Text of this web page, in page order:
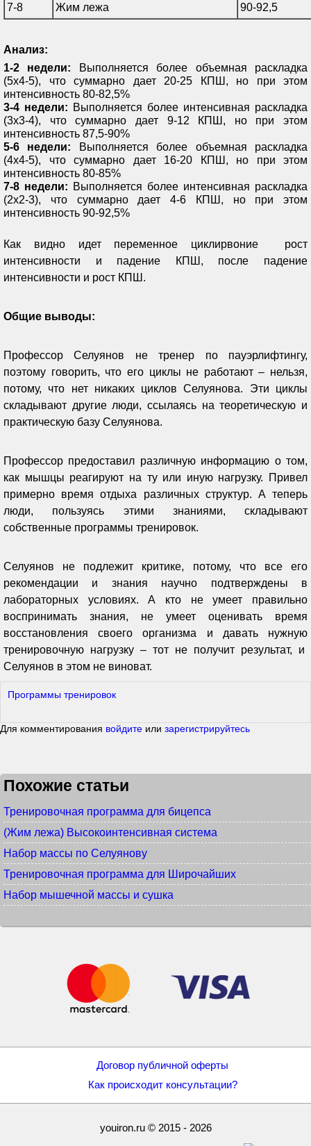
7-8
Жим лежа 90-92,5
Анализ:
1-2 недели:
Выполняется более объемная раскладка
(5х4-5), что суммарно дает 20-25 КПШ, но при этом
интенсивность 80-82,5%
3-4 недели: Выполняется более интенсивная раскладка
(3х3-4), что суммарно дает 9-12 КПШ, но при этом
интенсивность 87,5-90%
5-6 недели: Выполняется более объемная раскладка
(4х4-5), что суммарно дает 16-20 КПШ, но при этом
интенсивность 80-85%
7-8 недели: Выполняется более интенсивная раскладка
(2х2-3), что суммарно дает 4-6 КПШ, но при этом
интенсивность 90-92,5%
Как видно идет переменное циклирвоние рост
интенсивности и падение КПШ, после падение
интенсивности и рост КПШ.
Общие выводы:
Профессор Селуянов не тренер по пауэрлифтингу,
поэтому говорить, что его циклы не работают – нельзя,
потому, что нет никаких циклов Селуянова. Эти циклы
складывают другие люди, ссылаясь на теоретическую и
практическую базу Селуянова.
Профессор предоставил различную информацию о том,
как мышцы реагируют на ту или иную нагрузку. Привел
примерно время отдыха различных структур. А теперь
люди, пользуясь этими знаниями, складывают
собственные программы тренировок.
Селуянов не подлежит критике, потому, что все его
рекомендации и знания научно подтверждены в
лабораторных условиях. А кто не умеет правильно
воспринимать знания, не умеет оценивать время
восстановления своего организма и давать нужную
тренировочную нагрузку – тот не получит результат, и
Селуянов в этом не виноват.
Программы тренировок
Для комментирования войдите или зарегистрируйтесь
Похожие статьи
Тренировочная программа для бицепса
(Жим лежа) Высокоинтенсивная система
Набор массы по Селуянову
Тренировочная программа для Широчайших
Набор мышечной массы и сушка
Договор публичной оферты
Как происходит консультации?
youiron.ru © 2015 - 2026